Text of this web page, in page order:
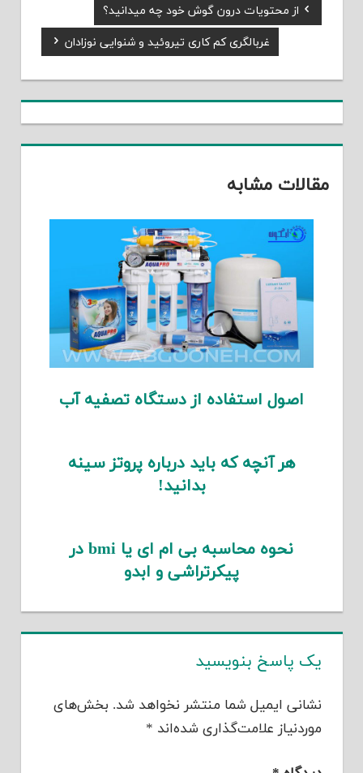
راهبری
نوشته
Previous
Post:
از محتویات درون گوش خود چه میدانید؟
Next
Post:
غربالگری کم کاری تیروئید و شنوایی نوزادان
مقالات مشابه
اصول استفاده از دستگاه تصفیه آب
هر آنچه که باید درباره پروتز سینه
بدانید!
نحوه محاسبه بی ام ای یا bmi در
پیکرتراشی و ابدو
یک پاسخ بنویسید
نشانی ایمیل شما منتشر نخواهد شد. بخش‌های
موردنیاز علامت‌گذاری شده‌اند *